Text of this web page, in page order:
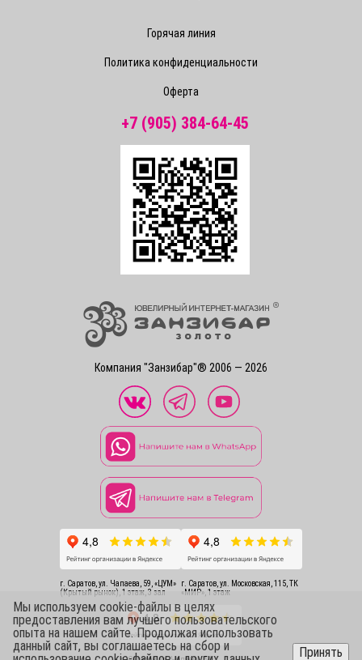
Компания "Занзибар"® 2006 — 2026
Горячая линия
Политика конфиденциальности
Оферта
+7 (905) 384-64-45
г. Саратов, ул. Чапаева, 59, «ЦУМ»
(Крытый рынок), 1 этаж, 3 зал
г. Саратов, ул. Московская, 115, ТК
«МИР», 1 этаж
Мы используем cookie-файлы в целях
предоставления вам лучшего пользовательского
опыта на нашем сайте. Продолжая использовать
данный сайт, вы соглашаетесь на сбор и
Принять